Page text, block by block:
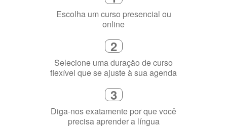
1
Escolha um curso presencial ou
online
2
Selecione uma duração de curso
flexível que se ajuste à sua agenda
3